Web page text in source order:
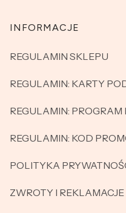
Linki w stopce
INFORMACJE
REGULAMIN SKLEPU
REGULAMIN: KARTY
REGULAMIN:
REGULAMIN: KOD
POLITYKA
ZWROTY I REKLAMACJE